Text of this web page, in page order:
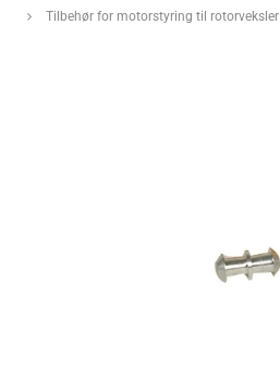
Tilbehør for motorstyring til rotorveksler